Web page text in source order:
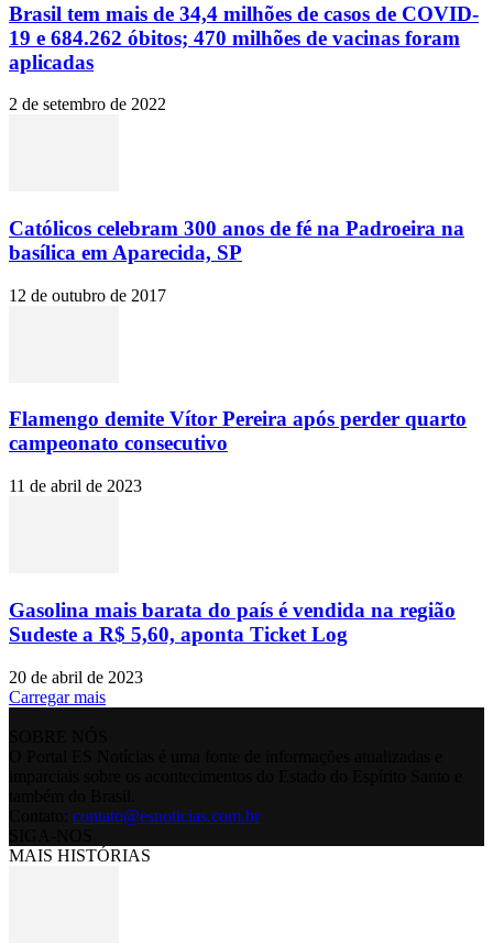
Brasil tem mais de 34,4 milhões de casos de COVID-
19 e 684.262 óbitos; 470 milhões de vacinas foram
aplicadas
2 de setembro de 2022
Católicos celebram 300 anos de fé na Padroeira na
basílica em Aparecida, SP
12 de outubro de 2017
Flamengo demite Vítor Pereira após perder quarto
campeonato consecutivo
11 de abril de 2023
Gasolina mais barata do país é vendida na região
Sudeste a R$ 5,60, aponta Ticket Log
20 de abril de 2023
Carregar mais
contato@esnoticias.com.br
MAIS HISTÓRIAS